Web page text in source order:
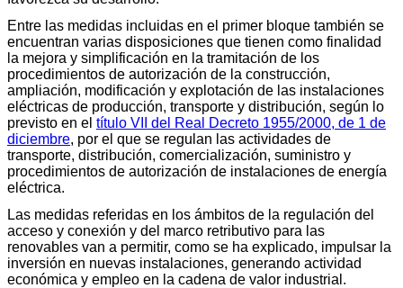
Entre las medidas incluidas en el primer bloque también se
encuentran varias disposiciones que tienen como finalidad
la mejora y simplificación en la tramitación de los
procedimientos de autorización de la construcción,
ampliación, modificación y explotación de las instalaciones
eléctricas de producción, transporte y distribución, según lo
previsto en el título VII del Real Decreto 1955/2000, de 1 de
diciembre, por el que se regulan las actividades de
transporte, distribución, comercialización, suministro y
procedimientos de autorización de instalaciones de energía
eléctrica.
Las medidas referidas en los ámbitos de la regulación del
acceso y conexión y del marco retributivo para las
renovables van a permitir, como se ha explicado, impulsar la
inversión en nuevas instalaciones, generando actividad
económica y empleo en la cadena de valor industrial.